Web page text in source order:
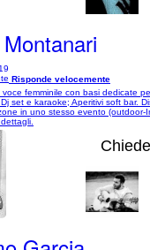
Risponde velocemente
femminile con basi dedicate
set e karaoke; Aperitivi soft bar.
in uno stesso evento (outdoor-